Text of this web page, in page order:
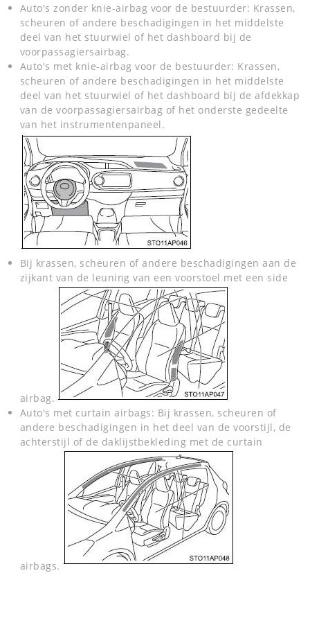
Auto's zonder knie-airbag voor de bestuurder: Krassen,
scheuren of andere beschadigingen in het middelste
deel van het stuurwiel of het dashboard bij de
voorpassagiersairbag.
Auto's met knie-airbag voor de bestuurder: Krassen,
scheuren of andere beschadigingen in het middelste
deel van het stuurwiel of het dashboard bij de afdekkap
van de voorpassagiersairbag of het onderste gedeelte
van het instrumentenpaneel.
Bij krassen, scheuren of andere beschadigingen aan de
zijkant van de leuning van een voorstoel met een side
airbag.
Auto's met curtain airbags: Bij krassen, scheuren of
andere beschadigingen in het deel van de voorstijl, de
achterstijl of de daklijstbekleding met de curtain
airbags.